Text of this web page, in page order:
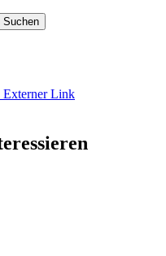
Suchen
Externer Link